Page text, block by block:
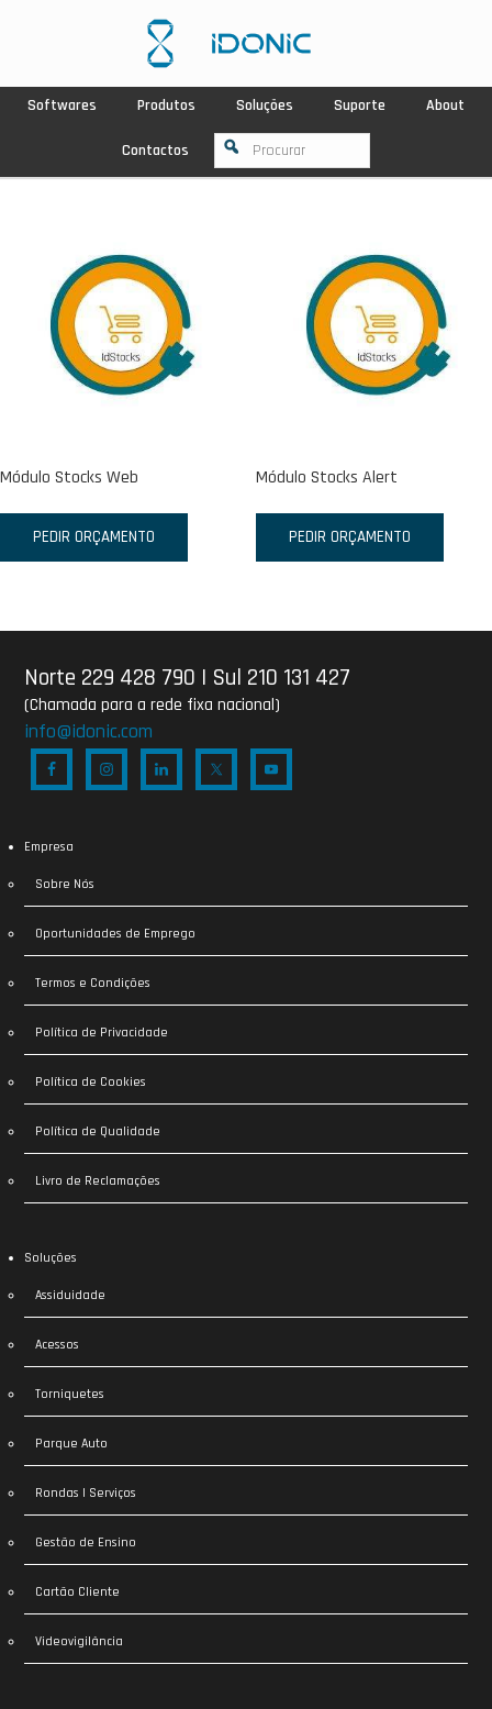
Softwares Produtos Soluções Suporte About
Contactos
Módulo Stocks Web
PEDIR ORÇAMENTO
Módulo Stocks Alert
PEDIR ORÇAMENTO
Norte 229 428 790 | Sul 210 131 427
(Chamada para a rede fixa nacional)
info@idonic.com
Empresa
Sobre Nós
Oportunidades de Emprego
Termos e Condições
Política de Privacidade
Política de Cookies
Política de Qualidade
Livro de Reclamações
Soluções
Assiduidade
Acessos
Torniquetes
Parque Auto
Rondas | Serviços
Gestão de Ensino
Cartão Cliente
Videovigilância